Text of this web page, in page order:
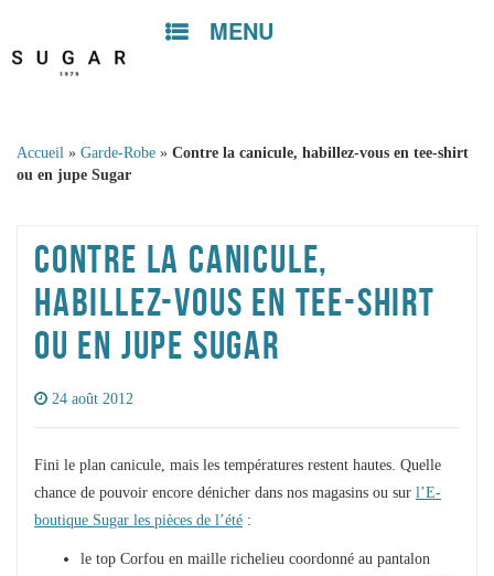
MENU
Skip to
Accueil » Garde-Robe » Contre la canicule, habillez-vous en tee-shirt
ou en jupe Sugar
CONTRE LA CANICULE,
HABILLEZ-VOUS EN TEE-SHIRT
OU EN JUPE SUGAR
24 août 2012
Fini le plan canicule, mais les températures restent hautes. Quelle
chance de pouvoir encore dénicher dans nos magasins ou sur l’E-
boutique Sugar les pièces de l’été :
le top Corfou en maille richelieu coordonné au pantalon